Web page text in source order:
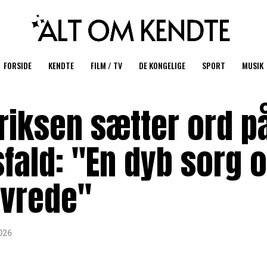
FORSIDE KENDTE FILM / TV DE KONGELIGE SPORT MUSIK
sætter ord
"En dyb sorg